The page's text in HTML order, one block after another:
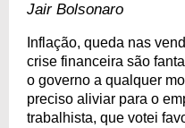
Jair Bolsonaro
Inflação, queda nas
crise financeira são
o governo a qualquer
preciso aliviar para o
trabalhista, que votei